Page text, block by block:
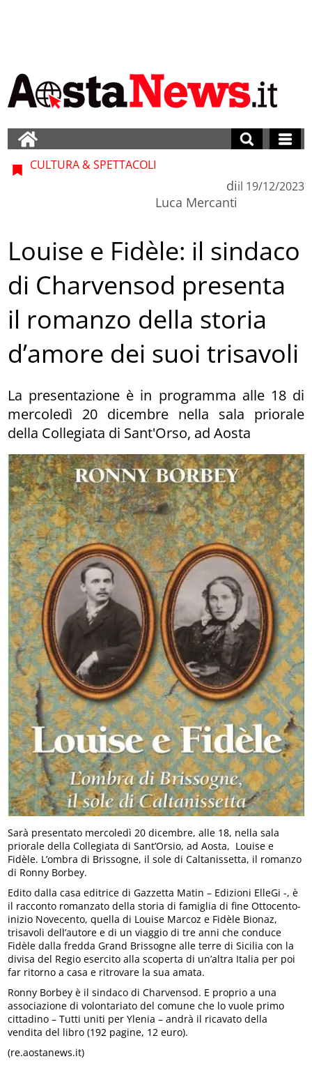
CULTURA & SPETTACOLI
di
Luca Mercanti
il 19/12/2023
Louise e Fidèle: il sindaco
di Charvensod presenta
il romanzo della storia
d’amore dei suoi trisavoli
La presentazione è in programma alle 18 di
mercoledì 20 dicembre nella sala priorale
della Collegiata di Sant'Orso, ad Aosta
Sarà presentato mercoledì 20 dicembre, alle 18, nella sala
priorale della Collegiata di Sant’Orsio, ad Aosta, Louise e
Fidèle. L’ombra di Brissogne, il sole di Caltanissetta, il romanzo
di Ronny Borbey.
Edito dalla casa editrice di Gazzetta Matin – Edizioni ElleGi -, è
il racconto romanzato della storia di famiglia di fine Ottocento-
inizio Novecento, quella di Louise Marcoz e Fidèle Bionaz,
trisavoli dell’autore e di un viaggio di tre anni che conduce
Fidèle dalla fredda Grand Brissogne alle terre di Sicilia con la
divisa del Regio esercito alla scoperta di un’altra Italia per poi
far ritorno a casa e ritrovare la sua amata.
Ronny Borbey è il sindaco di Charvensod. E proprio a una
associazione di volontariato del comune che lo vuole primo
cittadino – Tutti uniti per Ylenia – andrà il ricavato della
vendita del libro (192 pagine, 12 euro).
(re.aostanews.it)